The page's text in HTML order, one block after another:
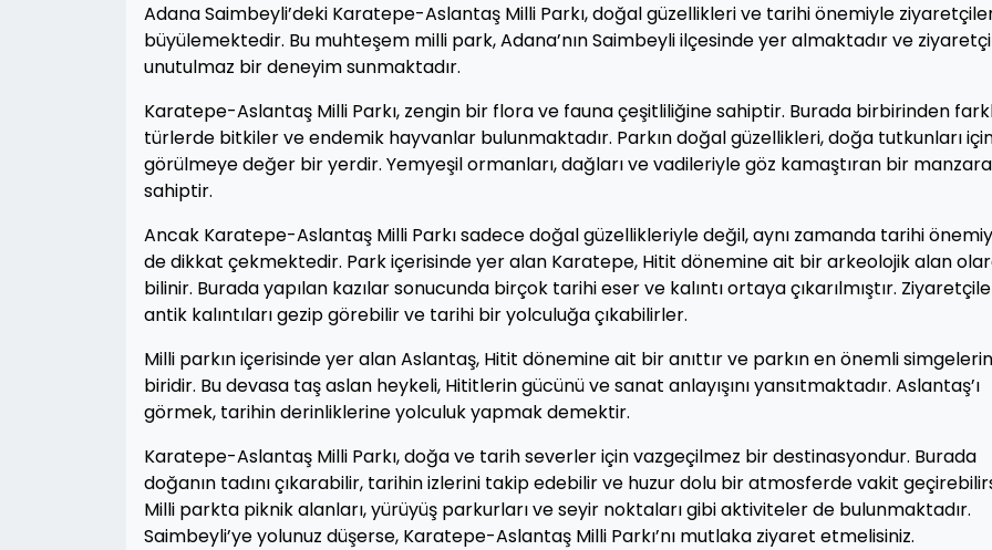
Adana Saimbeyli’deki Karatepe-Aslantaş Milli Parkı, doğal güzellikleri ve tarihi önemiyle
büyülemektedir. Bu muhteşem milli park, Adana’nın Saimbeyli ilçesinde yer almaktadır ve
unutulmaz bir deneyim sunmaktadır.
Karatepe-Aslantaş Milli Parkı, zengin bir flora ve fauna çeşitliliğine sahiptir. Burada birbirinden
türlerde bitkiler ve endemik hayvanlar bulunmaktadır. Parkın doğal güzellikleri, doğa tutkunları
görülmeye değer bir yerdir. Yemyeşil ormanları, dağları ve vadileriyle göz kamaştıran bir
sahiptir.
Ancak Karatepe-Aslantaş Milli Parkı sadece doğal güzellikleriyle değil, aynı zamanda tarihi
de dikkat çekmektedir. Park içerisinde yer alan Karatepe, Hitit dönemine ait bir arkeolojik alan
bilinir. Burada yapılan kazılar sonucunda birçok tarihi eser ve kalıntı ortaya çıkarılmıştır.
antik kalıntıları gezip görebilir ve tarihi bir yolculuğa çıkabilirler.
Milli parkın içerisinde yer alan Aslantaş, Hitit dönemine ait bir anıttır ve parkın en önemli
biridir. Bu devasa taş aslan heykeli, Hititlerin gücünü ve sanat anlayışını yansıtmaktadır. Aslantaş’ı
görmek, tarihin derinliklerine yolculuk yapmak demektir.
Karatepe-Aslantaş Milli Parkı, doğa ve tarih severler için vazgeçilmez bir destinasyondur. Burada
doğanın tadını çıkarabilir, tarihin izlerini takip edebilir ve huzur dolu bir atmosferde vakit
Milli parkta piknik alanları, yürüyüş parkurları ve seyir noktaları gibi aktiviteler de bulunmaktadır.
Saimbeyli’ye yolunuz düşerse, Karatepe-Aslantaş Milli Parkı’nı mutlaka ziyaret etmelisiniz.